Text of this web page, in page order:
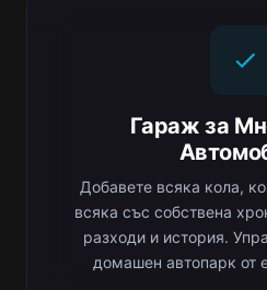
Гараж за
Добавете всяка кола,
всяка със собствена
разходи и история.
домашен автопарк от